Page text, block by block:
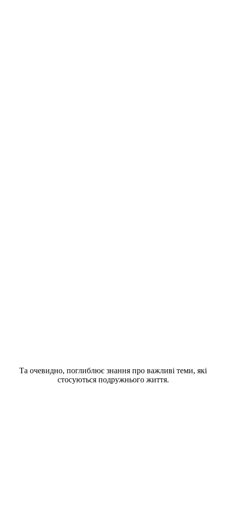
Та очевидно, поглиблює знання про важливі теми, які
стосуються подружнього життя.